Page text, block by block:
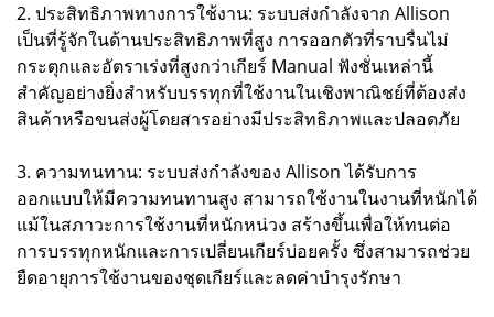
2. ประสิทธิภาพทางการใช้งาน: ระบบส่งกำลังจาก Allison
เป็นที่รู้จักในด้านประสิทธิภาพที่สูง การออกตัวที่ราบรื่นไม่
กระตุกและอัตราเร่งที่สูงกว่าเกียร์ Manual ฟังชั่นเหล่านี้
สำคัญอย่างยิ่งสำหรับบรรทุกที่ใช้งานในเชิงพาณิชย์ที่ต้องส่ง
สินค้าหรือขนส่งผู้โดยสารอย่างมีประสิทธิภาพและปลอดภัย
3. ความทนทาน: ระบบส่งกำลังของ Allison ได้รับการ
ออกแบบให้มีความทนทานสูง สามารถใช้งานในงานที่หนักได้
แม้ในสภาวะการใช้งานที่หนักหน่วง สร้างขึ้นเพื่อให้ทนต่อ
การบรรทุกหนักและการเปลี่ยนเกียร์บ่อยครั้ง ซึ่งสามารถช่วย
ยืดอายุการใช้งานของชุดเกียร์และลดค่าบำรุงรักษา